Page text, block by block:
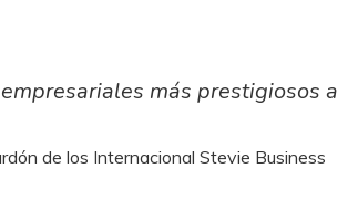
más prestigiosos a
de los Internacional Stevie Business